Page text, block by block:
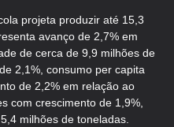
projeta produzir até 15,3
avanço de 2,7% em
de cerca de 9,9 milhões de
2,1%, consumo per capita
de 2,2% em relação ao
com crescimento de 1,9%,
milhões de toneladas.